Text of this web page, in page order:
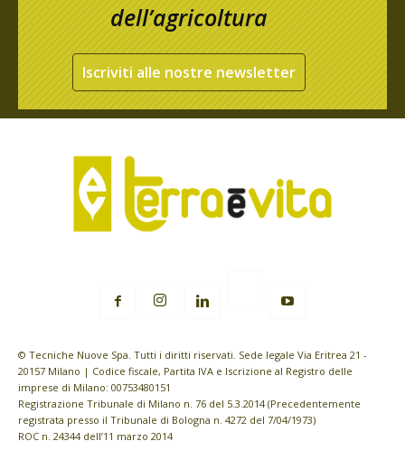
dell’agricoltura
Iscriviti alle nostre newsletter
© Tecniche Nuove Spa. Tutti i diritti riservati. Sede legale Via Eritrea 21 -
20157 Milano | Codice fiscale, Partita IVA e Iscrizione al Registro delle
imprese di Milano: 00753480151
Registrazione Tribunale di Milano n. 76 del 5.3.2014 (Precedentemente
registrata presso il Tribunale di Bologna n. 4272 del 7/04/1973)
ROC n. 24344 dell’11 marzo 2014